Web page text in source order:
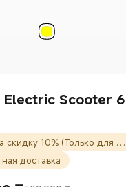
Electric Scooter 6
Купон на скидку 10% (Только для новых пользователей)
доставка